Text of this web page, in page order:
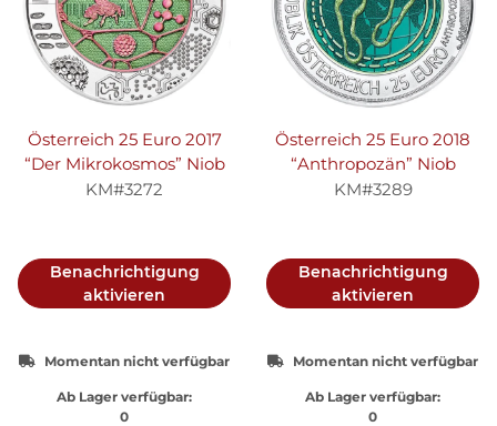
Österreich 25 Euro 2017
“Der Mikrokosmos” Niob
KM#3272
Benachrichtigung
aktivieren
Momentan nicht verfügbar
Ab Lager verfügbar:
0
Österreich 25 Euro 2018
“Anthropozän” Niob
KM#3289
Benachrichtigung
aktivieren
Momentan nicht verfügbar
Ab Lager verfügbar:
0